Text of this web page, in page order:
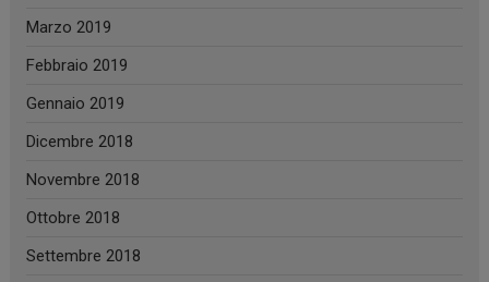
Marzo 2019
Febbraio 2019
Gennaio 2019
Dicembre 2018
Novembre 2018
Ottobre 2018
Settembre 2018